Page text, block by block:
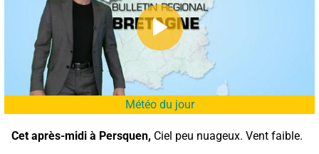
Météo du jour
Cet après-midi à Persquen, Ciel peu nuageux. Vent faible.